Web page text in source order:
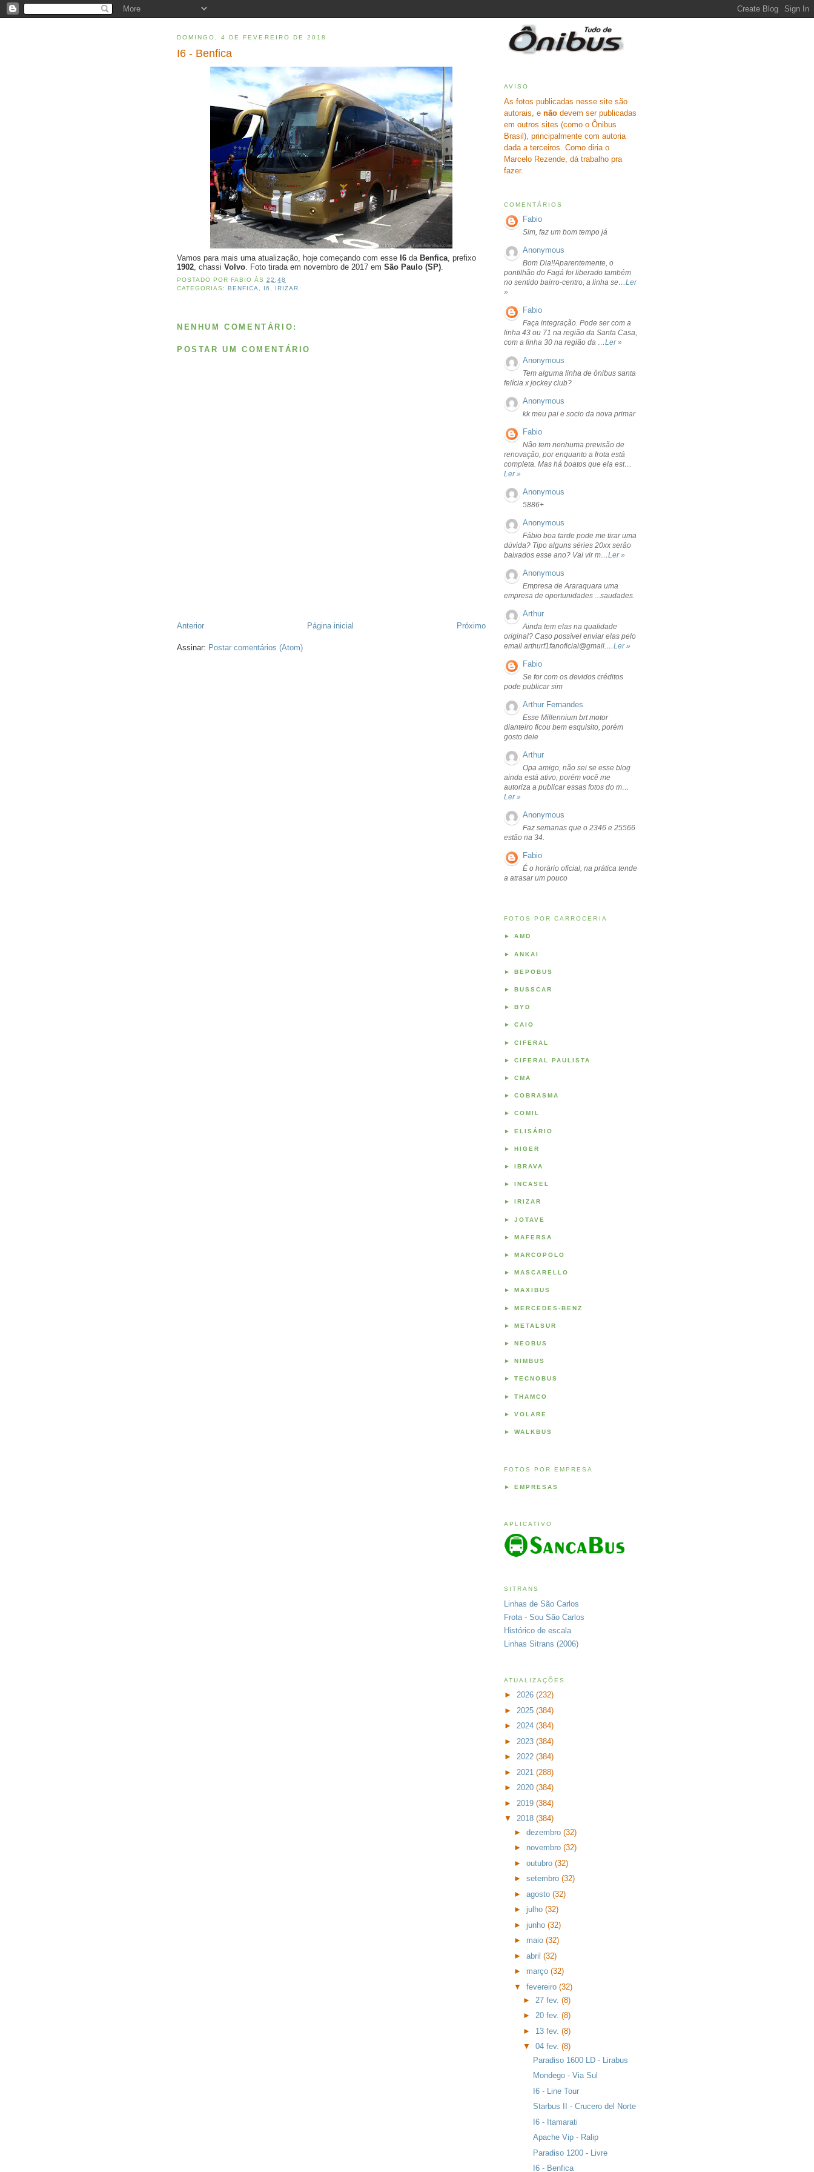
DOMINGO, 4 DE FEVEREIRO DE 2018
I6 - Benfica
Vamos para mais uma atualização, hoje começando com esse I6 da Benfica , prefixo
1902 , chassi Volvo . Foto tirada em novembro de 2017 em São Paulo (SP)
POSTADO PORFABIO ÀS22:48
CATEGORIAS:BENFICA, I6 , IRIZAR
NENHUM COMENTÁRIO:
POSTAR UM COMENTÁRIO
Anterior Próximo
Página inicial
Assinar: Postar comentários (Atom)
AVISO
As fotos publicadas nesse site são
autorais, e não devem ser publicadas
em outros sites (como o Ônibus
Brasil), principalmente com autoria
dada a terceiros. Como diria o
Marcelo Rezende, dá trabalho pra
fazer.
COMENTÁRIOS
Fabio
Sim, faz um bom tempo já
Anonymous
Bom Dia!!Aparentemente, o
pontilhão do Fagá foi liberado também
no sentido bairro-centro; a linha se…Ler
»
Fabio
Faça integração. Pode ser com a
linha 43 ou 71 na região da Santa Casa,
com a linha 30 na região da …Ler »
Anonymous
Tem alguma linha de ônibus santa
felícia x jockey club?
Anonymous
kk meu pai e socio da nova primar
Fabio
Não tem nenhuma previsão de
renovação, por enquanto a frota está
completa. Mas há boatos que ela est…
Ler »
Anonymous
5886+
Anonymous
Fábio boa tarde pode me tirar uma
dúvida? Tipo alguns séries 20xx serão
baixados esse ano? Vai vir m…Ler »
Anonymous
Empresa de Araraquara uma
empresa de oportunidades ...saudades.
Arthur
Ainda tem elas na qualidade
original? Caso possível enviar elas pelo
email arthurf1fanoficial@gmail.…Ler »
Fabio
Se for com os devidos créditos
pode publicar sim
Arthur Fernandes
Esse Millennium brt motor
dianteiro ficou bem esquisito, porém
gosto dele
Arthur
Opa amigo, não sei se esse blog
ainda está ativo, porém você me
autoriza a publicar essas fotos do m…
Ler »
Anonymous
Faz semanas que o 2346 e 25566
estão na 34.
Fabio
É o horário oficial, na prática tende
a atrasar um pouco
FOTOS POR CARROCERIA
► AMD
► ANKAI
► BEPOBUS
► BUSSCAR
► BYD
► CAIO
► CIFERAL
► CIFERAL PAULISTA
► CMA
► COBRASMA
► COMIL
► ELISÁRIO
► HIGER
► IBRAVA
► INCASEL
► IRIZAR
► JOTAVE
► MAFERSA
► MARCOPOLO
► MASCARELLO
► MAXIBUS
► MERCEDES-BENZ
► METALSUR
► NEOBUS
► NIMBUS
► TECNOBUS
► THAMCO
► VOLARE
► WALKBUS
FOTOS POR EMPRESA
► EMPRESAS
APLICATIVO
SITRANS
Linhas de São Carlos
Frota - Sou São Carlos
Histórico de escala
Linhas Sitrans (2006)
ATUALIZAÇÕES
► 2026 (232)
► 2025 (384)
► 2024 (384)
► 2023 (384)
► 2022 (384)
► 2021 (288)
► 2020 (384)
► 2019 (384)
▼ 2018 (384)
► dezembro (32)
► novembro (32)
► outubro (32)
► setembro (32)
► agosto (32)
► julho (32)
► junho (32)
► maio (32)
► abril (32)
► março (32)
▼ fevereiro (32)
► 27 fev.(8)
►20 fev.(8)
► 13 fev.(8)
▼04 fev.(8)
Paradiso 1600 LD - Lirabus
Mondego - Via Sul
I6 - Line Tour
Starbus II - Crucero del Norte
I6 - Itamarati
Apache Vip - Ralip
Paradiso 1200 - Livre
I6 - Benfica